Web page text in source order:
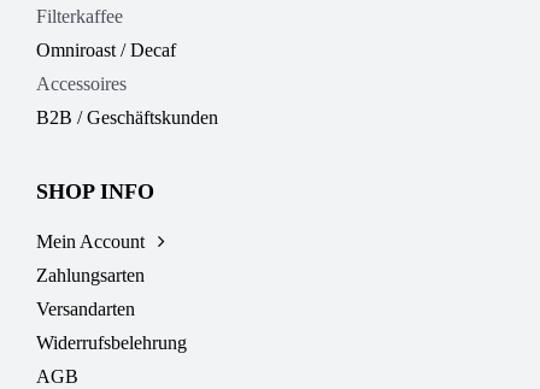
Filterkaffee
Omniroast / Decaf
Accessoires
B2B / Geschäftskunden
SHOP INFO
Mein Account
Zahlungsarten
Versandarten
Widerrufsbelehrung
AGB